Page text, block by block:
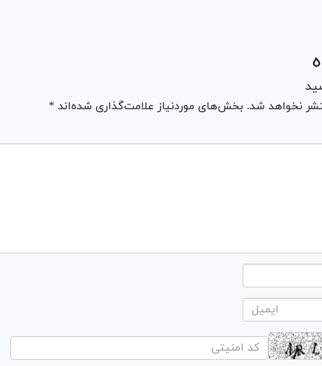
نخواهد شد. بخش‌های موردنیاز علامت‌گذاری شده‌اند *